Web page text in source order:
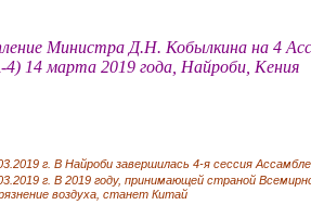
Министра Д.Н. Кобылкина на 4
14 марта 2019 года, Найроби, Кения
г. В Найроби завершилась 4-я сессия
г. В 2019 году, принимающей страной
воздуха, станет Китай